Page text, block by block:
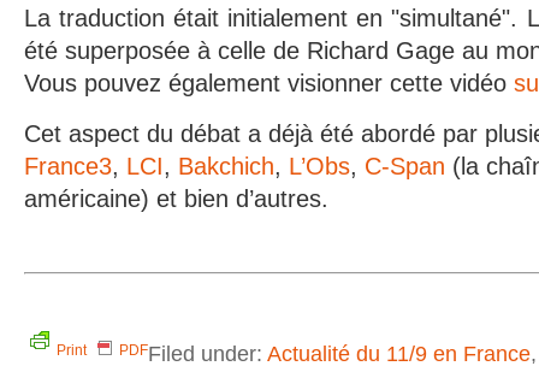
La traduction était initialement en "simultané".
été superposée à celle de Richard Gage au
Vous pouvez également visionner cette vidéo
Cet aspect du débat a déjà été abordé par
France3, LCI, Bakchich, L’Obs, C-Span (la
américaine) et bien d’autres.
Print PDFFiled under: Actualité du 11/9 en France